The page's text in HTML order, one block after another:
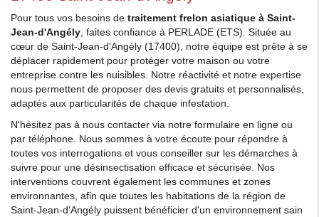
Pour tous vos besoins de traitement frelon asiatique à Saint-
Jean-d'Angély, faites confiance à PERLADE (ETS). Située au
cœur de Saint-Jean-d'Angély (17400), notre équipe est prête à se
déplacer rapidement pour protéger votre maison ou votre
entreprise contre les nuisibles. Notre réactivité et notre expertise
nous permettent de proposer des devis gratuits et personnalisés,
adaptés aux particularités de chaque infestation.
N'hésitez pas à nous contacter via notre formulaire en ligne ou
par téléphone. Nous sommes à votre écoute pour répondre à
toutes vos interrogations et vous conseiller sur les démarches à
suivre pour une désinsectisation efficace et sécurisée. Nos
interventions couvrent également les communes et zones
environnantes, afin que toutes les habitations de la région de
Saint-Jean-d'Angély puissent bénéficier d'un environnement sain